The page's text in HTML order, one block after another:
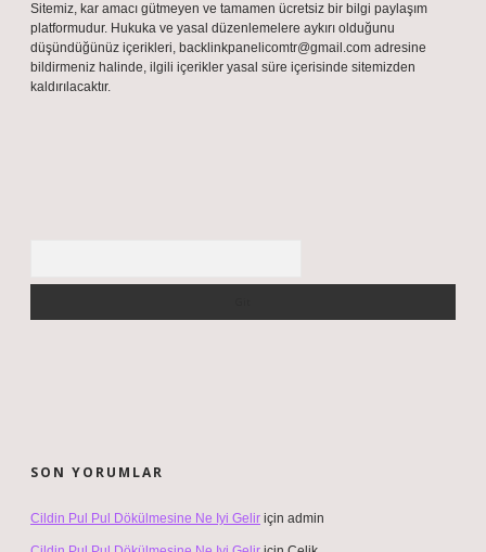
Sitemiz, kar amacı gütmeyen ve tamamen ücretsiz bir bilgi paylaşım
platformudur. Hukuka ve yasal düzenlemelere aykırı olduğunu
düşündüğünüz içerikleri, backlinkpanelicomtr@gmail.com adresine
bildirmeniz halinde, ilgili içerikler yasal süre içerisinde sitemizden
kaldırılacaktır.
SON YORUMLAR
Cildin Pul Pul Dökülmesine Ne Iyi Gelir için admin